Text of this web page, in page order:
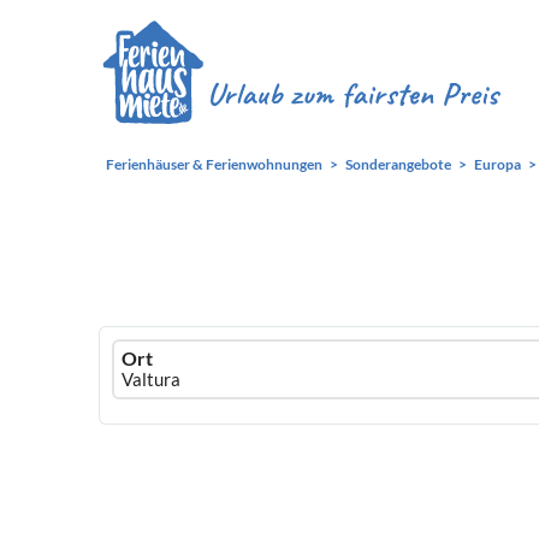
Ferienhäuser & Ferienwohnungen Sonderangebote Europa
Ferienhausmiete
logo
Ort